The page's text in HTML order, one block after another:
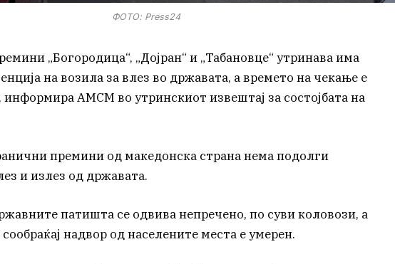
ФОТО: Press24
„Богородица“, „Дојран“ и „Табановце“ утринава има
на возила за влез во државата, а времето на чекање е
АМСМ во утринскиот извештај за состојбата на
премини од македонска страна нема подолги
и излез од државата.
патишта се одвива непречено, по суви коловози, а
надвор од населените места е умерен.